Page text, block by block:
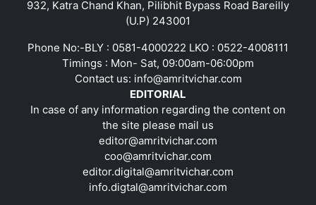
932, Katra Chand Khan, Pilibhit Bypass Road Bareilly
(U.P) 243001
Phone No:-BLY : 0581-4000222 LKO : 0522-4008111
Timings : Mon- Sat, 09:00am-06:00pm
Contact us: info@amritvichar.com
EDITORIAL
In case of any information regarding the content on
the site please mail us
editor@amritvichar.com
coo@amritvichar.com
editor.digital@amritvichar.com
info.digtal@amritvichar.com